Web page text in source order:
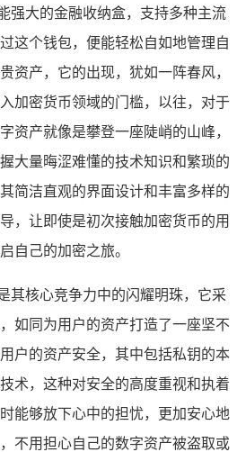
强大的金融收纳盒，支持多种主流
这个钱包，便能轻松自如地管理自
资产，它的出现，犹如一阵春风，
加密货币领域的门槛，以往，对于
资产就像是攀登一座陡峭的山峰，
大量晦涩难懂的技术知识和繁琐的
简洁直观的界面设计和丰富多样的
，让即使是初次接触加密货币的用
自己的加密之旅。
其核心竞争力中的闪耀明珠，它采
如同为用户的资产打造了一座坚不
户的资产安全，其中包括私钥的本
术，这种对安全的高度重视和执着
能够放下心中的担忧，更加安心地
不用担心自己的数字资产被盗取或